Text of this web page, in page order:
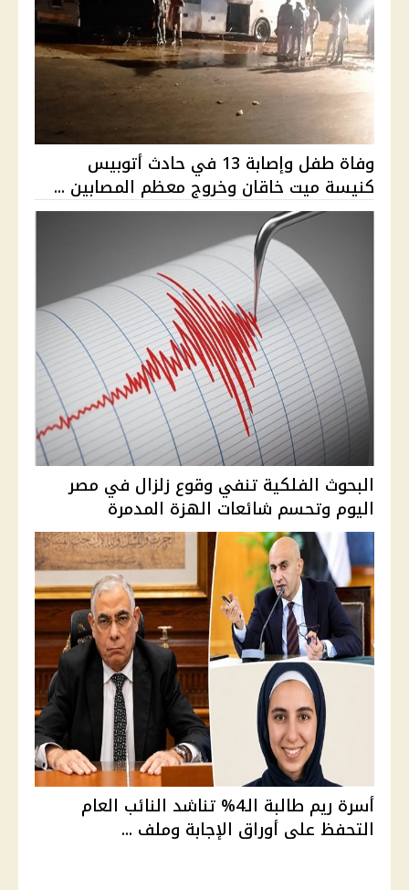
وفاة طفل وإصابة 13 في حادث أتوبيس
كنيسة ميت خاقان وخروج معظم المصابين ...
البحوث الفلكية تنفي وقوع زلزال في مصر
اليوم وتحسم شائعات الهزة المدمرة
أسرة ريم طالبة الـ4% تناشد النائب العام
التحفظ على أوراق الإجابة وملف ...